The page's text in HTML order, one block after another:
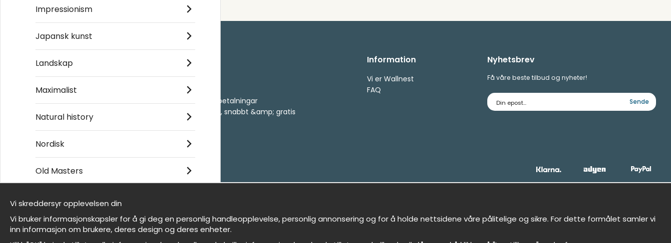
Kjøpesenter
Kontakt oss
- Returer och återbetalningar
- Leverans - enkelt, snabbt &amp; gratis
Om cookies
Mine favoritter
Information
Vi er Wallnest
FAQ
Nyhetsbrev
Få våre beste tilbud og nyheter!
E-
postadresse
Sende
Et harum quidem rerum facilis est et expedita
Impressionism
Japansk kunst
Landskap
Maximalist
Natural history
Nordisk
Old Masters
Vi er Wallnest
FAQ
Vi skreddersyr opplevelsen din
Vi bruker informasjonskapsler for å gi deg en personlig handleopplevelse, personlig annonsering og for å holde nettsidene våre pålitelige og sikre. For dette formålet samler vi
inn informasjon om brukere, deres design og deres enheter.